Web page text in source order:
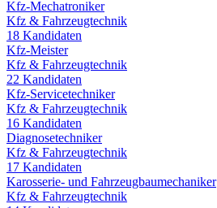
Kfz-Mechatroniker
Kfz & Fahrzeugtechnik
18 Kandidaten
Kfz-Meister
Kfz & Fahrzeugtechnik
22 Kandidaten
Kfz-Servicetechniker
Kfz & Fahrzeugtechnik
16 Kandidaten
Diagnosetechniker
Kfz & Fahrzeugtechnik
17 Kandidaten
Karosserie- und Fahrzeugbaumechaniker
Kfz & Fahrzeugtechnik